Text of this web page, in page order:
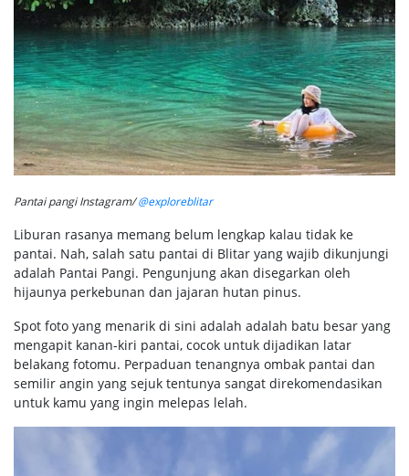
Pantai pangi Instagram/@exploreblitar
Liburan rasanya memang belum lengkap kalau tidak ke
pantai. Nah, salah satu pantai di Blitar yang wajib dikunjungi
adalah Pantai Pangi. Pengunjung akan disegarkan oleh
hijaunya perkebunan dan jajaran hutan pinus.
Spot foto yang menarik di sini adalah adalah batu besar yang
mengapit kanan-kiri pantai, cocok untuk dijadikan latar
belakang fotomu. Perpaduan tenangnya ombak pantai dan
semilir angin yang sejuk tentunya sangat direkomendasikan
untuk kamu yang ingin melepas lelah.